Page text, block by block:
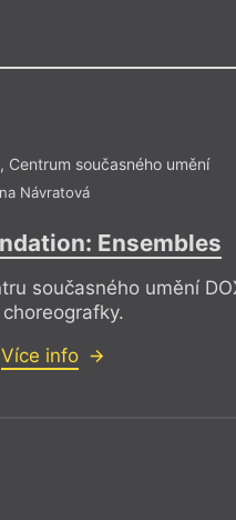
Centrum současného umění
Návratová
Ensembles
současného umění
Více info